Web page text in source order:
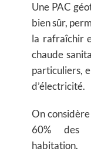
Une PAC
bien sûr,
la rafraîchir
chaude
particuliers,
d’électricité.
On
60% des
habitation.